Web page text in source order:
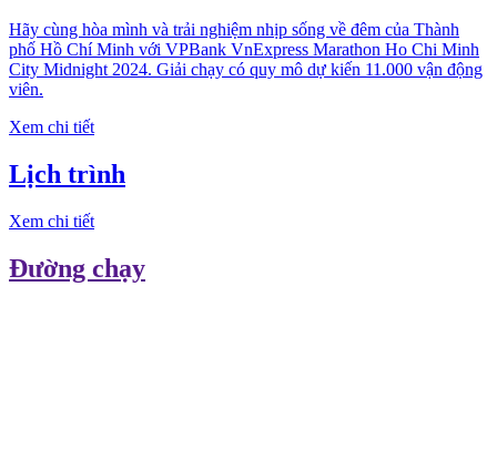
Hãy cùng hòa mình và trải nghiệm nhịp sống về đêm của Thành
phố Hồ Chí Minh với VPBank VnExpress Marathon Ho Chi Minh
City Midnight 2024. Giải chạy có quy mô dự kiến 11.000 vận động
viên.
Xem chi tiết
Lịch trình
Xem chi tiết
Đường chạy